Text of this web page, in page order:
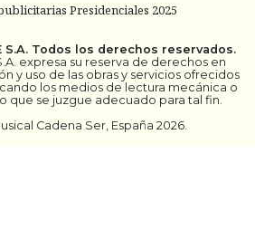
Presidenciales 2025
S.A. Todos los derechos reservados.
expresa su reserva de derechos en
y uso de las obras y servicios ofrecidos
los medios de lectura mecánica o
que se juzgue adecuado para tal fin.
Cadena Ser, España 2026.